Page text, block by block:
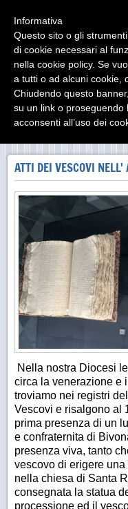
Il Museo
Palazzo
NEI DOCUMENTI
ATTI DEI VESCOVI NELL'
Nella nostra Diocesi
circa la venerazione e
troviamo nei registri
Vescovi e risalgono al
prima presenza di un
e confraternita di
presenza viva, tanto
vescovo di erigere
nella chiesa di Santa
consegnata la statua
processione ed il
Informativa
Questo sito o gli
di cookie necessari al
nella cookie policy. Se
a tutti o ad alcuni cookie,
Chiudendo questo
su un link o proseguendo
acconsenti all’uso dei